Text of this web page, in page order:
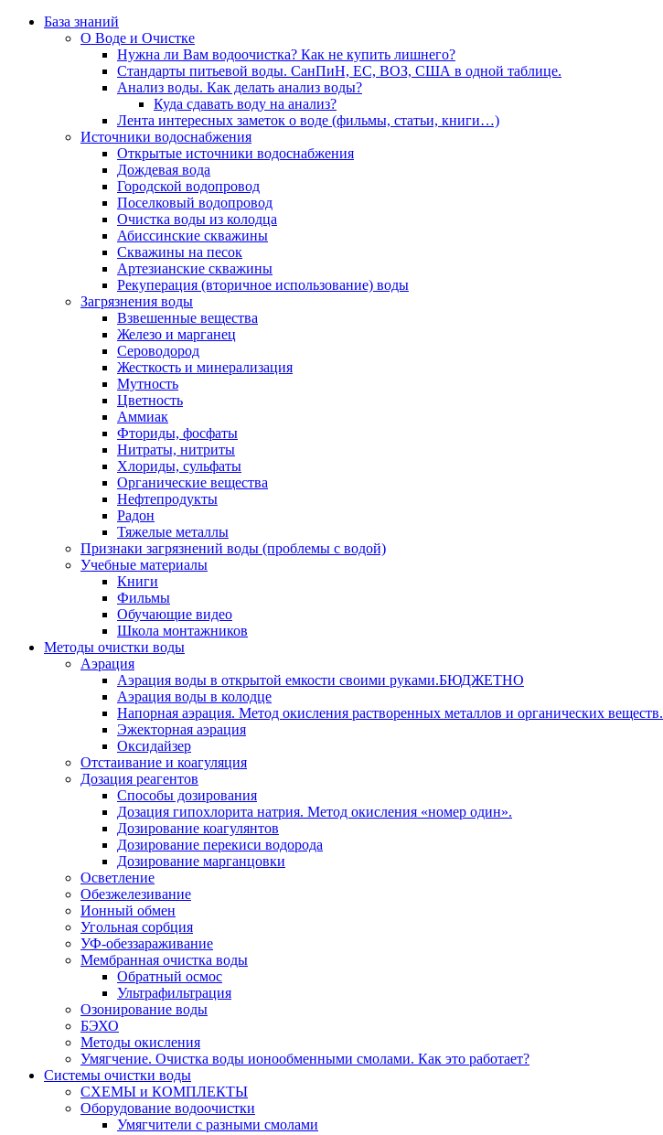
База знаний
О Воде и Очистке
Нужна ли Вам водоочистка? Как не купить лишнего?
Стандарты питьевой воды. СанПиН, ЕС, ВОЗ, США в одной таблице.
Анализ воды. Как делать анализ воды?
Куда сдавать воду на анализ?
Лента интересных заметок о воде (фильмы, статьи, книги…)
Источники водоснабжения
Открытые источники водоснабжения
Дождевая вода
Городской водопровод
Поселковый водопровод
Очистка воды из колодца
Абиссинские скважины
Скважины на песок
Артезианские скважины
Рекуперация (вторичное использование) воды
Загрязнения воды
Взвешенные вещества
Железо и марганец
Сероводород
Жесткость и минерализация
Мутность
Цветность
Аммиак
Фториды, фосфаты
Нитраты, нитриты
Хлориды, сульфаты
Органические вещества
Нефтепродукты
Радон
Тяжелые металлы
Признаки загрязнений воды (проблемы с водой)
Учебные материалы
Книги
Фильмы
Обучающие видео
Школа монтажников
Методы очистки воды
Аэрация
Аэрация воды в открытой емкости своими руками.БЮДЖЕТНО
Аэрация воды в колодце
Напорная аэрация. Метод окисления растворенных металлов и органических веществ.
Эжекторная аэрация
Оксидайзер
Отстаивание и коагуляция
Дозация реагентов
Способы дозирования
Дозация гипохлорита натрия. Метод окисления «номер один».
Дозирование коагулянтов
Дозирование перекиси водорода
Дозирование марганцовки
Осветление
Обезжелезивание
Ионный обмен
Угольная сорбция
УФ-обеззараживание
Мембранная очистка воды
Обратный осмос
Ультрафильтрация
Озонирование воды
БЭХО
Методы окисления
Умягчение. Очистка воды ионообменными смолами. Как это работает?
Системы очистки воды
СХЕМЫ и КОМПЛЕКТЫ
Оборудование водоочистки
Умягчители с разными смолами